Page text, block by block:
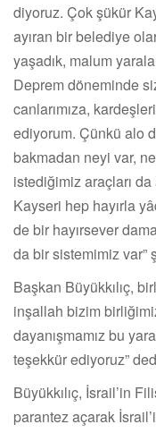
diyoruz. Çok şükür
ayıran bir belediye
yaşadık, malum
Deprem döneminde
canlarımıza,
ediyorum. Çünkü alo
bakmadan neyi var,
istediğimiz araçları
Kayseri hep hayırla
de bir hayırsever
da bir sistemimiz var”
Başkan Büyükkılıç,
inşallah bizim
dayanışmamız bu
teşekkür ediyoruz”
Büyükkılıç, İsrail’in
parantez açarak İsrail’i